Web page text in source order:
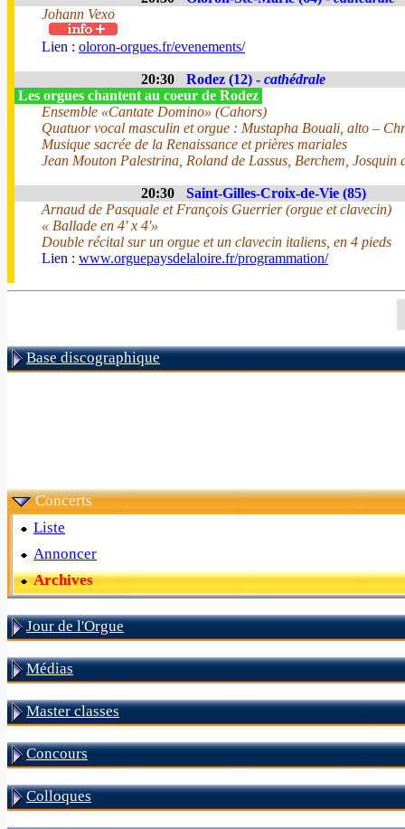
Johann Vexo
Lien : oloron-orgues.fr/evenements/
20:30 Rodez (12) - cathédrale
Les orgues chantent au coeur de Rodez
Ensemble «Cantate Domino» (Cahors)
Quatuor vocal masculin et orgue : Mustapha Bouali, alto –
Musique sacrée de la Renaissance et prières mariales
Jean Mouton Palestrina, Roland de Lassus, Berchem, Josquin
20:30
Saint-Gilles-Croix-de-Vie (85)
Arnaud de Pasquale et François Guerrier (orgue et clavecin)
« Ballade en 4' x 4'»
Double récital sur un orgue et un clavecin italiens, en 4 pieds
Lien : www.orguepaysdelaloire.fr/programmation/
Base discographique
Concerts
Liste
Annoncer
Archives
Jour de l'Orgue
Médias
Master classes
Concours
Colloques